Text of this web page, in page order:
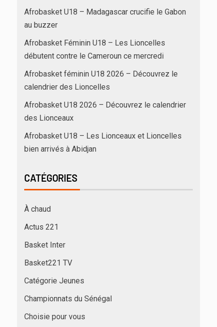
Afrobasket U18 – Madagascar crucifie le Gabon
au buzzer
Afrobasket Féminin U18 – Les Lioncelles
débutent contre le Cameroun ce mercredi
Afrobasket féminin U18 2026 – Découvrez le
calendrier des Lioncelles
Afrobasket U18 2026 – Découvrez le calendrier
des Lionceaux
Afrobasket U18 – Les Lionceaux et Lioncelles
bien arrivés à Abidjan
CATÉGORIES
À chaud
Actus 221
Basket Inter
Basket221 TV
Catégorie Jeunes
Championnats du Sénégal
Choisie pour vous